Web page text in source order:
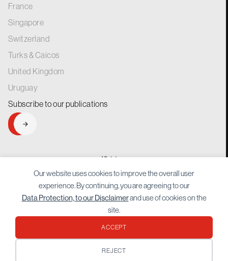
France
Singapore
Switzerland
Turks & Caicos
United Kingdom
Uruguay
Subscribe to ourpublications
SIGNUP
for generations.
Protected by reCAPTCHA GooglePrivacy PolicyandTerms of Serviceapply.
Our website uses cookies to improve the overall user
experience. By continuing, you are agreeing to our
Data Protection, to our Disclaimerand use of cookies on the
site.
ACCEPT
REJECT